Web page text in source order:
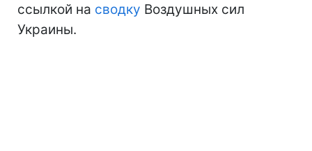
ссылкой на сводку Воздушных сил
Украины.